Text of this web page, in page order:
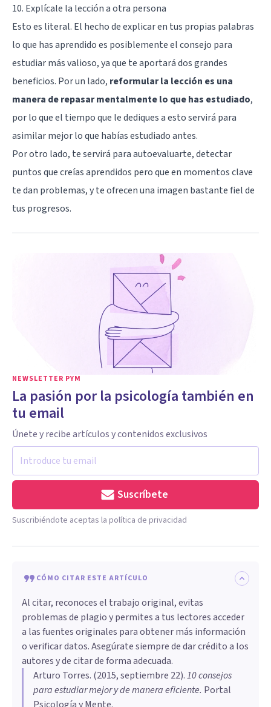
10. Explícale la lección a otra persona
Esto es literal. El hecho de explicar en tus propias palabras
lo que has aprendido es posiblemente el consejo para
estudiar más valioso, ya que te aportará dos grandes
beneficios. Por un lado, reformular la lección es una
manera de repasar mentalmente lo que has estudiado,
por lo que el tiempo que le dediques a esto servirá para
asimilar mejor lo que habías estudiado antes.
Por otro lado, te servirá para autoevaluarte, detectar
puntos que creías aprendidos pero que en momentos clave
te dan problemas, y te ofrecen una imagen bastante fiel de
tus progresos.
NEWSLETTER PYM
La pasión por la psicología también en
tu email
Únete y recibe artículos y contenidos exclusivos
Suscríbete
Suscribiéndote aceptas la política de privacidad
CÓMO CITAR ESTE ARTÍCULO
Al citar, reconoces el trabajo original, evitas
problemas de plagio y permites a tus lectores acceder
a las fuentes originales para obtener más información
o verificar datos. Asegúrate siempre de dar crédito a los
autores y de citar de forma adecuada.
Arturo Torres. (2015, septiembre 22).​10 consejos
para estudiar mejor y de manera eficiente. Portal